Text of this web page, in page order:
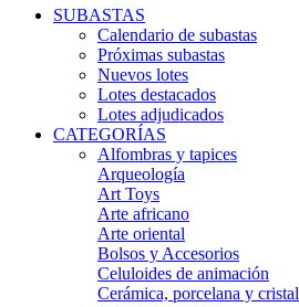
SUBASTAS
Calendario de subastas
Próximas subastas
Nuevos lotes
Lotes destacados
Lotes adjudicados
CATEGORÍAS
Alfombras y tapices
Arqueología
Art Toys
Arte africano
Arte oriental
Bolsos y Accesorios
Celuloides de animación
Cerámica, porcelana y cristal